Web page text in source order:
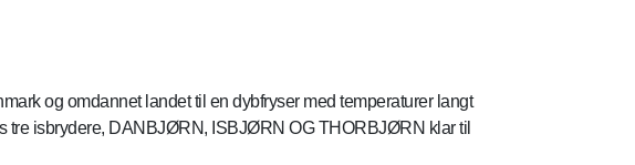
og omdannet landet til en dybfryser med temperaturer langt
tre isbrydere, DANBJØRN, ISBJØRN OG THORBJØRN klar til